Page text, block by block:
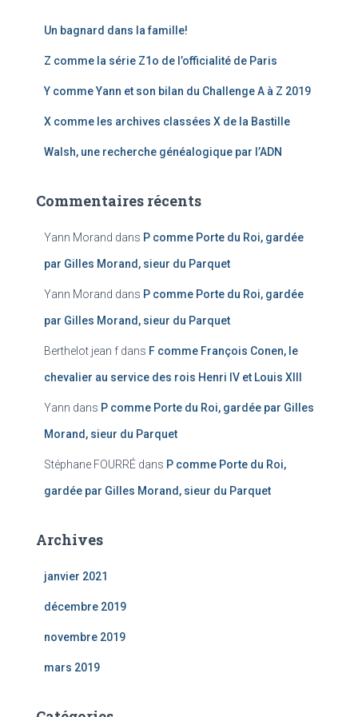
Un bagnard dans la famille!
Z comme la série Z1o de l’officialité de Paris
Y comme Yann et son bilan du Challenge A à Z 2019
X comme les archives classées X de la Bastille
Walsh, une recherche généalogique par l’ADN
Commentaires récents
Yann Morand dans P comme Porte du Roi, gardée
par Gilles Morand, sieur du Parquet
Yann Morand dans P comme Porte du Roi, gardée
par Gilles Morand, sieur du Parquet
Berthelot jean f dans F comme François Conen, le
chevalier au service des rois Henri IV et Louis XIII
Yann dans P comme Porte du Roi, gardée par Gilles
Morand, sieur du Parquet
Stéphane FOURRÉ dans P comme Porte du Roi,
gardée par Gilles Morand, sieur du Parquet
Archives
janvier 2021
décembre 2019
novembre 2019
mars 2019